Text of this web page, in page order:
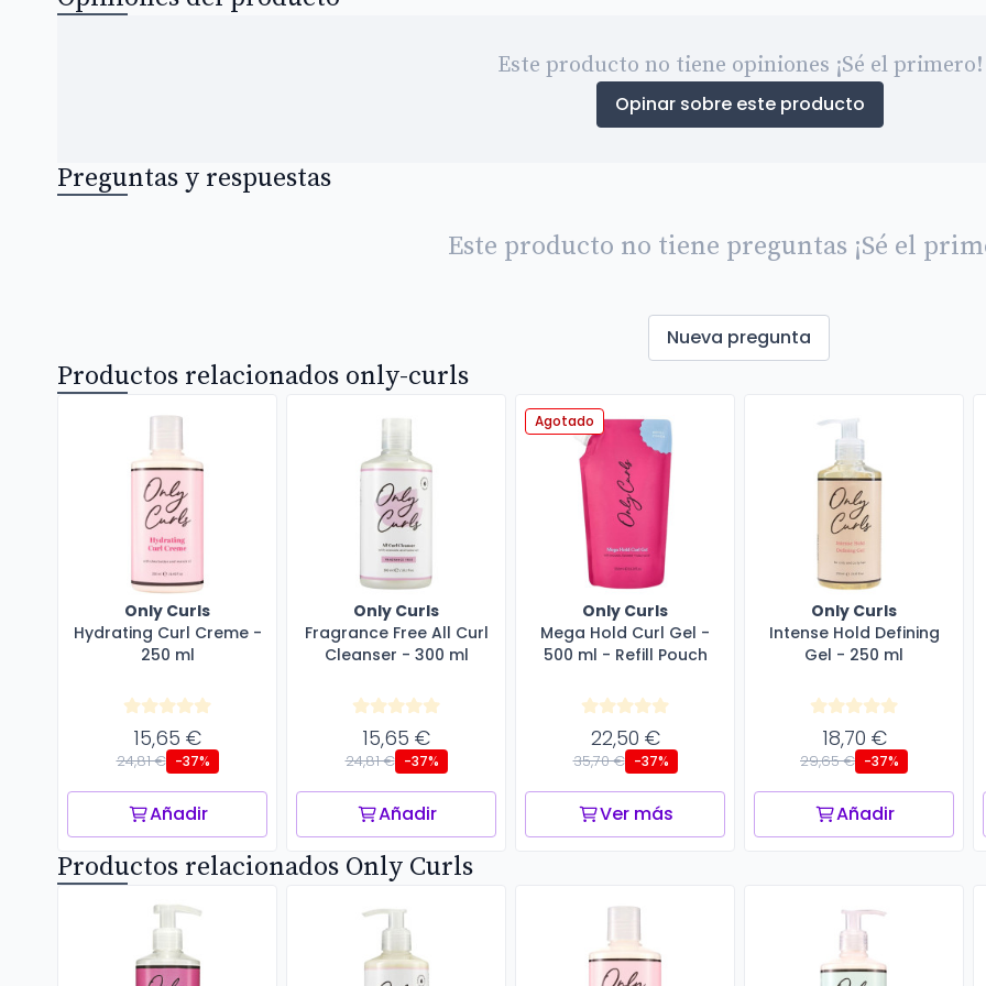
Este producto no tiene opiniones ¡Sé el primero!
Opinar sobre este producto
Preguntas y respuestas
Este producto no tiene preguntas ¡Sé el
Nueva pregunta
Productos relacionados only-curls
Only Curls
Hydrating Curl Creme -
250 ml
15,65 €
24,81 € -37%
Añadir
Only Curls
Fragrance Free All Curl
Cleanser - 300 ml
15,65 €
24,81 € -37%
Añadir
Agotado
Only Curls
Mega Hold Curl Gel -
500 ml - Refill Pouch
22,50 €
35,70 € -37%
Ver más
Only Curls
Intense Hold Defining
Gel - 250 ml
18,70 €
29,65 € -37%
Añadir
Productos relacionados Only Curls